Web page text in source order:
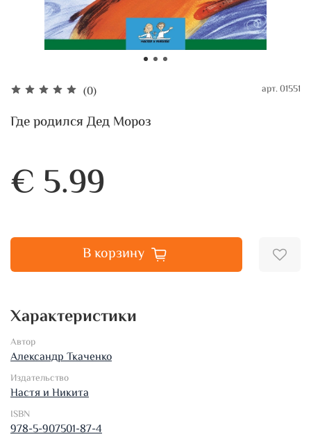
(0) арт.01551
Где родился Дед Мороз
€ 5.99
В корзину
Характеристики
Автор
Александр Ткаченко
Издательство
Настя и Никита
ISBN
978-5-907501-87-4